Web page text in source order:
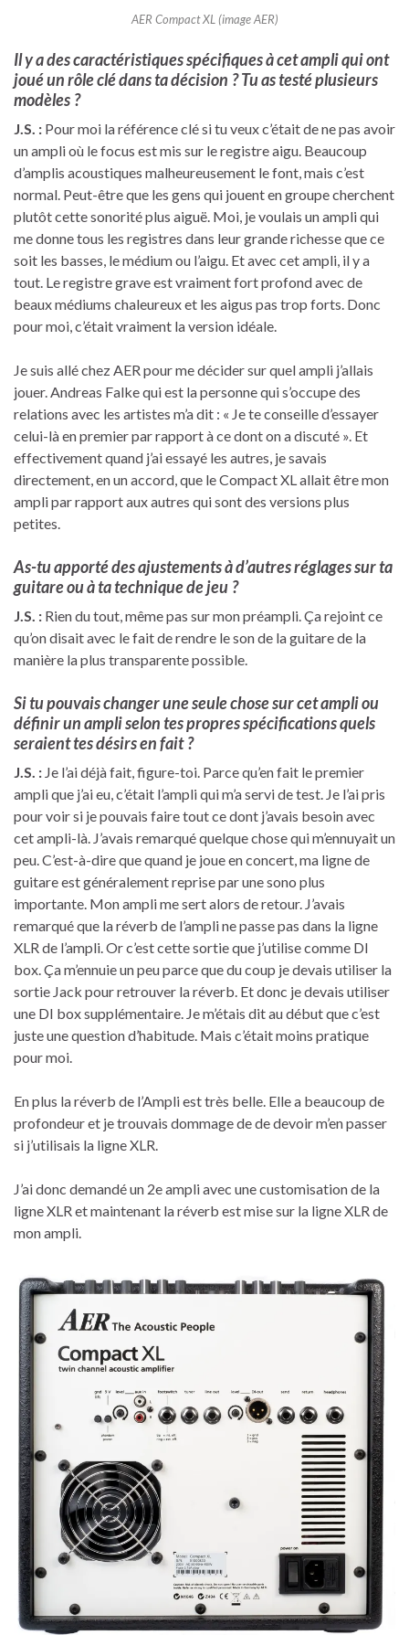
AER Compact XL (image AER)
Il y a des caractéristiques spécifiques à cet ampli qui ont
joué un rôle clé dans ta décision ? Tu as testé plusieurs
modèles ?
J.S. : Pour moi la référence clé si tu veux c’était de ne pas avoir
un ampli où le focus est mis sur le registre aigu. Beaucoup
d’amplis acoustiques malheureusement le font, mais c’est
normal. Peut-être que les gens qui jouent en groupe cherchent
plutôt cette sonorité plus aiguë. Moi, je voulais un ampli qui
me donne tous les registres dans leur grande richesse que ce
soit les basses, le médium ou l’aigu. Et avec cet ampli, il y a
tout. Le registre grave est vraiment fort profond avec de
beaux médiums chaleureux et les aigus pas trop forts. Donc
pour moi, c’était vraiment la version idéale.
Je suis allé chez AER pour me décider sur quel ampli j’allais
jouer. Andreas Falke qui est la personne qui s’occupe des
relations avec les artistes m’a dit : « Je te conseille d’essayer
celui-là en premier par rapport à ce dont on a discuté ». Et
effectivement quand j’ai essayé les autres, je savais
directement, en un accord, que le Compact XL allait être mon
ampli par rapport aux autres qui sont des versions plus
petites.
As-tu apporté des ajustements à d’autres réglages sur ta
guitare ou à ta technique de jeu ?
J.S. : Rien du tout, même pas sur mon préampli. Ça rejoint ce
qu’on disait avec le fait de rendre le son de la guitare de la
manière la plus transparente possible.
Si tu pouvais changer une seule chose sur cet ampli ou
définir un ampli selon tes propres spécifications quels
seraient tes désirs en fait ?
J.S. : Je l’ai déjà fait, figure-toi. Parce qu’en fait le premier
ampli que j’ai eu, c’était l’ampli qui m’a servi de test. Je l’ai pris
pour voir si je pouvais faire tout ce dont j’avais besoin avec
cet ampli-là. J’avais remarqué quelque chose qui m’ennuyait un
peu. C’est-à-dire que quand je joue en concert, ma ligne de
guitare est généralement reprise par une sono plus
importante. Mon ampli me sert alors de retour. J’avais
remarqué que la réverb de l’ampli ne passe pas dans la ligne
XLR de l’ampli. Or c’est cette sortie que j’utilise comme DI
box. Ça m’ennuie un peu parce que du coup je devais utiliser la
sortie Jack pour retrouver la réverb. Et donc je devais utiliser
une DI box supplémentaire. Je m’étais dit au début que c’est
juste une question d’habitude. Mais c’était moins pratique
pour moi.
En plus la réverb de l’Ampli est très belle. Elle a beaucoup de
profondeur et je trouvais dommage de de devoir m’en passer
si j’utilisais la ligne XLR.
J’ai donc demandé un 2e ampli avec une customisation de la
ligne XLR et maintenant la réverb est mise sur la ligne XLR de
mon ampli.